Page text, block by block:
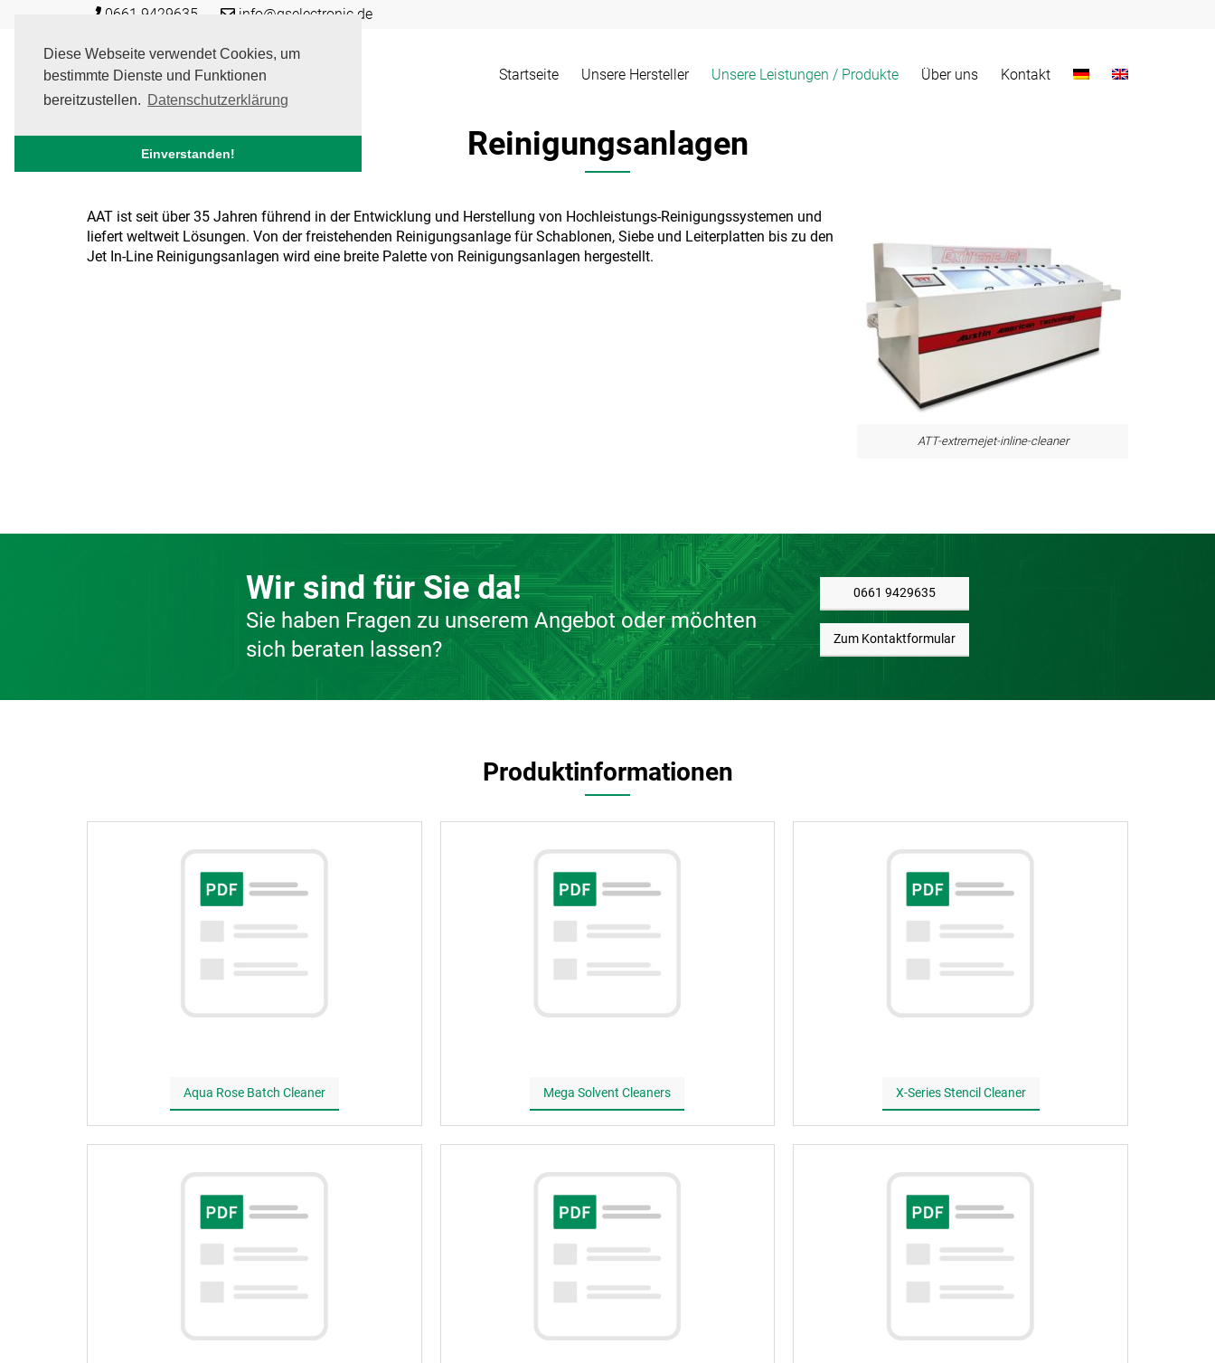
Diese Webseite verwendet Cookies, um
bestimmte Dienste und Funktionen
bereitzustellen. Datenschutzerklärung
Einverstanden!
content
0661 9429635 info@gselectronic.de
Startseite Unsere Hersteller Unsere Leistungen / Produkte Über uns Kontakt
Reinigungsanlagen
ATT-extremejet-inline-cleaner
AAT ist seit über 35 Jahren führend in der Entwicklung und Herstellung von Hochleistungs-Reinigungssystemen und
liefert weltweit Lösungen. Von der freistehenden Reinigungsanlage für Schablonen, Siebe und Leiterplatten bis zu den
Jet In-Line Reinigungsanlagen wird eine breite Palette von Reinigungsanlagen hergestellt.
Wir sind für Sie da!
Sie haben Fragen zu unserem Angebot oder möchten
sich beraten lassen?
0661 9429635
Zum Kontaktformular
Produktinformationen
Aqua Rose Batch Cleaner Mega Solvent Cleaners X-Series Stencil Cleaner